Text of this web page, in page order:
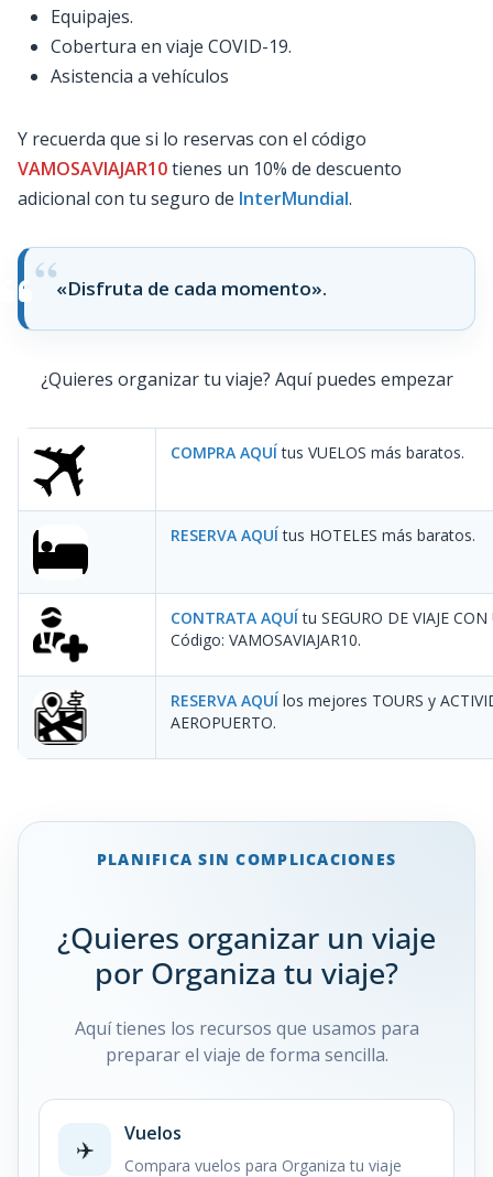
Equipajes.
Cobertura en viaje COVID-19.
Asistencia a vehículos
Y recuerda que si lo reservas con el código
VAMOSAVIAJAR10tienes un 10% de descuento
adicional con tu seguro de InterMundial.
«Disfruta de cada momento».
¿Quieres organizar tu viaje? Aquí puedes empezar
COMPRA AQUÍtus VUELOS más baratos.
RESERVA AQUÍtus HOTELES más baratos.
CONTRATA AQUÍtu SEGURO DE VIAJE
Código: VAMOSAVIAJAR10.
RESERVA AQUÍ los mejores TOURS y
AEROPUERTO.
PLANIFICA SIN COMPLICACIONES
¿Quieres organizar un viaje
por Organiza tu viaje?
Aquí tienes los recursos que usamos para
preparar el viaje de forma sencilla.
✈️
Vuelos
Compara vuelos para Organiza tu viaje